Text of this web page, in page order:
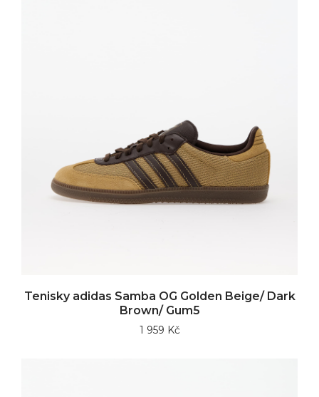
Tenisky adidas Samba OG Golden Beige/ Dark
Brown/ Gum5
1 959 Kč